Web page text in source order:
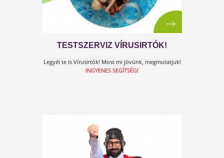
LÉTFONTOSSÁGÚ ADATOK A
TÚLÉLÉSHEZ
Ma már egyre inkább azon a véleményen vannak